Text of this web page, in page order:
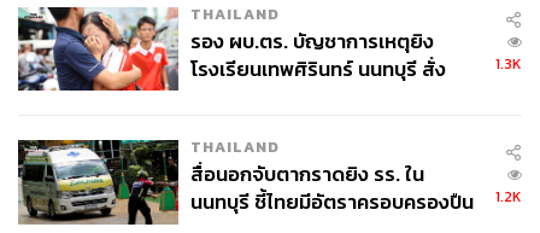
THAILAND
รอง ผบ.ตร. บัญชาการเหตุยิง
โรงเรียนเทพศิรินทร์ นนทบุรี สั่ง
1.3K
THAILAND
สื่อนอกจับตากราดยิง รร. ใน
นนทบุรี ชี้ไทยมีอัตราครอบครองปืน
1.2K